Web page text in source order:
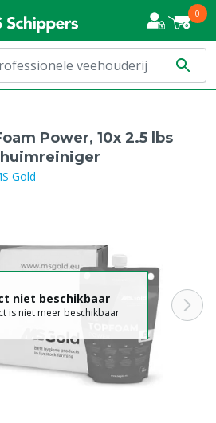
0
Power, 10x 2.5 lbs
Gold
niet beschikbaar
is niet meer beschikbaar